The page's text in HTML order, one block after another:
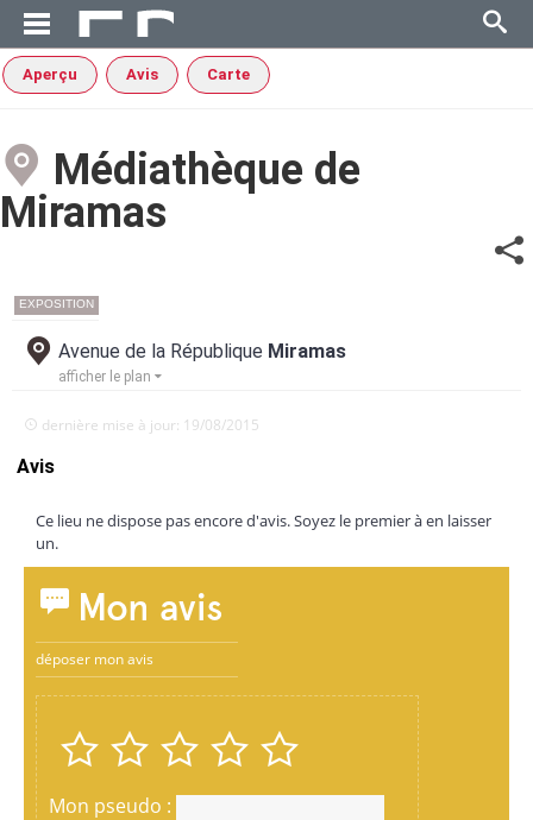
Aperçu Avis Carte
Médiathèque de
Miramas
EXPOSITION
Avenue de la République Miramas
afficher le plan
dernière mise à jour: 19/08/2015
Avis
Ce lieu ne dispose pas encore d'avis. Soyez le premier à en laisser
un.
Mon avis
déposer mon avis
Mon pseudo :